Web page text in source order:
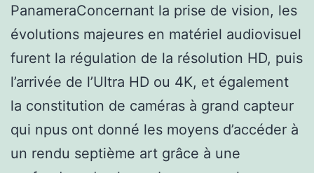
PanameraConcernant la prise de vision, les
évolutions majeures en matériel audiovisuel
furent la régulation de la résolution HD, puis
l’arrivée de l’Ultra HD ou 4K, et également
la constitution de caméras à grand capteur
qui npus ont donné les moyens d’accéder à
un rendu septième art grâce à une